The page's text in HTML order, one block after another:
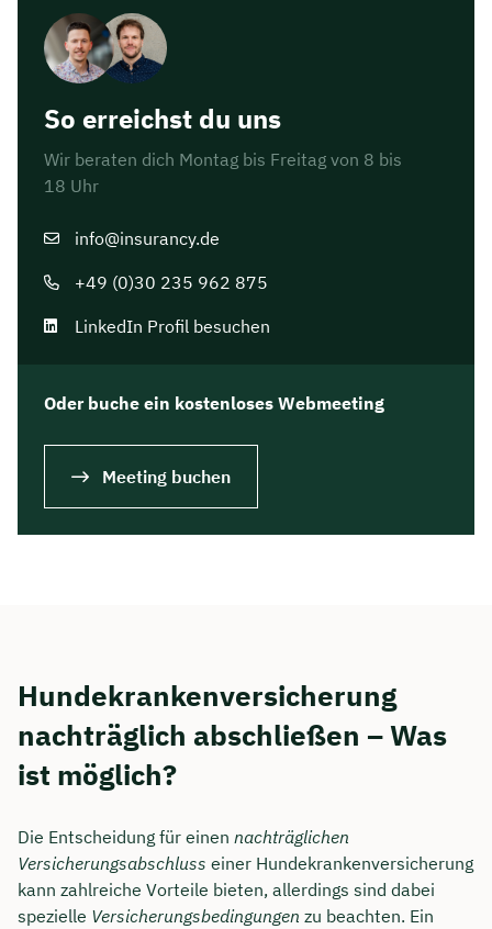
So erreichst du uns
Wir beraten dich Montag bis Freitag von 8 bis
18 Uhr
info@insurancy.de
+49 (0)30 235 962 875
LinkedIn Profil besuchen
Oder buche ein kostenloses Webmeeting
Meeting buchen
Hundekrankenversicherung
nachträglich abschließen – Was
ist möglich?
Die Entscheidung für einen nachträglichen
Versicherungsabschluss einer Hundekrankenversicherung
kann zahlreiche Vorteile bieten, allerdings sind dabei
spezielle Versicherungsbedingungen zu beachten. Ein